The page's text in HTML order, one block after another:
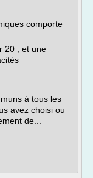
comporte
20 ; et une
à tous les
avez choisi ou
de...